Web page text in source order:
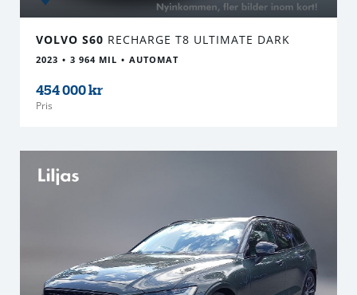
VOLVO S60 RECHARGE T8 ULTIMATE DARK
2023 3 964 MIL AUTOMAT
454 000 kr
Pris